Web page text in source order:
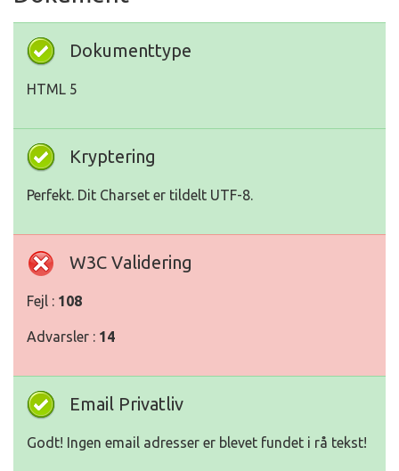
Dokumenttype
HTML 5
Kryptering
Perfekt. Dit Charset er tildelt UTF-8.
W3C Validering
Fejl : 108
Advarsler : 14
Email Privatliv
Godt! Ingen email adresser er blevet fundet i rå tekst!